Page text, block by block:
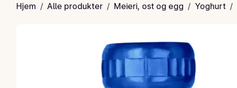
Hjem / Alle produkter / Meieri, ost og egg / Yoghurt /
blåbær og acai